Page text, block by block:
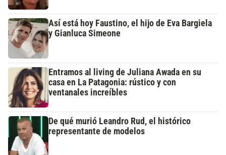
Así está hoy Faustino, el hijo de Eva Bargiela
y Gianluca Simeone
Entramos al living de Juliana Awada en su
casa en La Patagonia: rústico y con
ventanales increíbles
De qué murió Leandro Rud, el histórico
representante de modelos